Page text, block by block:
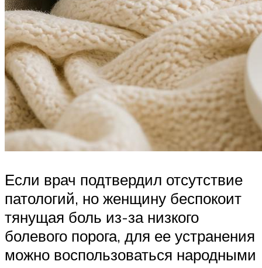
Если врач подтвердил отсутствие
патологий, но женщину беспокоит
тянущая боль из-за низкого
болевого порога, для ее устранения
можно воспользоваться народными